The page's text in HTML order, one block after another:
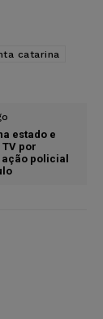
catarina
estado e
por
policial